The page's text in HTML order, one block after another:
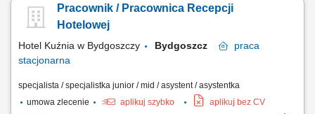
Pracownik / Pracownica Recepcji
Hotelowej
Hotel Kuźnia w Bydgoszczy Bydgoszcz
praca
stacjonarna
specjalista / specjalistka junior / mid / asystent / asystentka
umowa zlecenie
aplikuj szybko aplikuj bez CV